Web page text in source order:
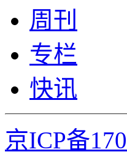
周刊
专栏
快讯
京ICP备